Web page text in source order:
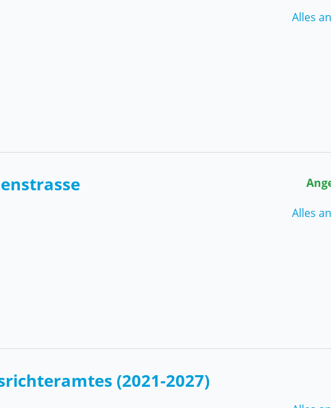
Alles
Alles
(2021-2027)